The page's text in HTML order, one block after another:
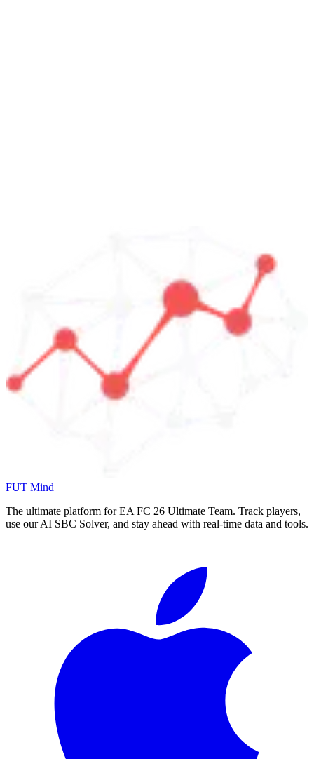
FUT Mind
The ultimate platform for EA FC 26 Ultimate Team. Track players,
use our AI SBC Solver, and stay ahead with real-time data and tools.